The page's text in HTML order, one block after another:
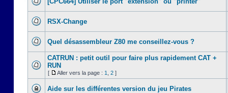
RSX-Change
Quel désassembleur Z80 me conseillez-vous ?
CATRUN : petit outil pour faire plus rapidement CAT +
RUN
[ Aller vers la page : 1 2 ]
Aide sur les différentes version du jeu Pirates